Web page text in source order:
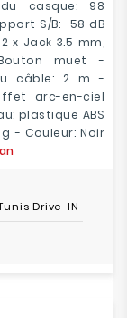
casque: 98
S/B: -58 dB
x Jack 3.5 mm,
muet -
câble: 2 m -
arc-en-ciel
plastique ABS
- Couleur: Noir
Drive-IN